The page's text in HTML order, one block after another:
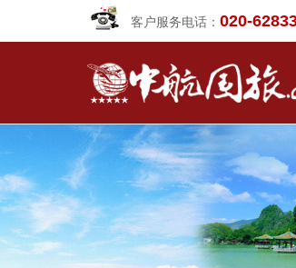
客户服务电话：020-